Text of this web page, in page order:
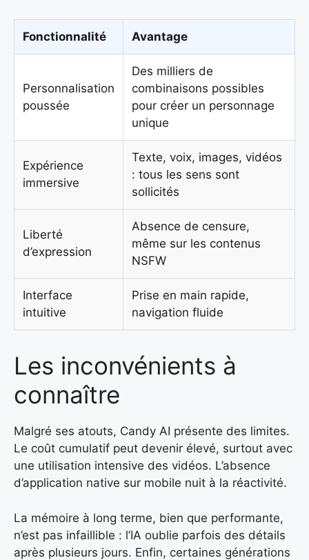
Fonctionnalité Avantage
Personnalisation
poussée
Des milliers de
combinaisons possibles
pour créer un personnage
unique
Expérience
immersive
Texte, voix, images, vidéos
: tous les sens sont
sollicités
Liberté
d’expression
Absence de censure,
même sur les contenus
NSFW
Interface
intuitive
Prise en main rapide,
navigation fluide
Les inconvénients à
connaître
Malgré ses atouts, Candy AI présente des limites.
Le coût cumulatif peut devenir élevé, surtout avec
une utilisation intensive des vidéos. L’absence
d’application native sur mobile nuit à la réactivité.
La mémoire à long terme, bien que performante,
n’est pas infaillible : l’IA oublie parfois des détails
après plusieurs jours. Enfin, certaines générations